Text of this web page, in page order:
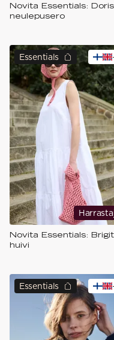
Novita Essentials:
neulepusero
Essentials
Novita Essentials:
huivi
Essentials